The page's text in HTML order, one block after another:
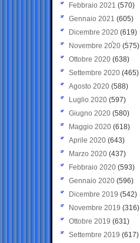
Febbraio 2021 (570)
Gennaio 2021 (605)
Dicembre 2020 (619)
Novembre 2020 (575)
Ottobre 2020 (638)
Settembre 2020(465)
Agosto 2020 (588)
Luglio 2020 (597)
Giugno 2020 (580)
Maggio 2020 (618)
Aprile 2020 (643)
Marzo 2020 (437)
Febbraio 2020 (593)
Gennaio 2020 (596)
Dicembre 2019 (542)
Novembre 2019 (316)
Ottobre 2019 (631)
Settembre 2019 (617)